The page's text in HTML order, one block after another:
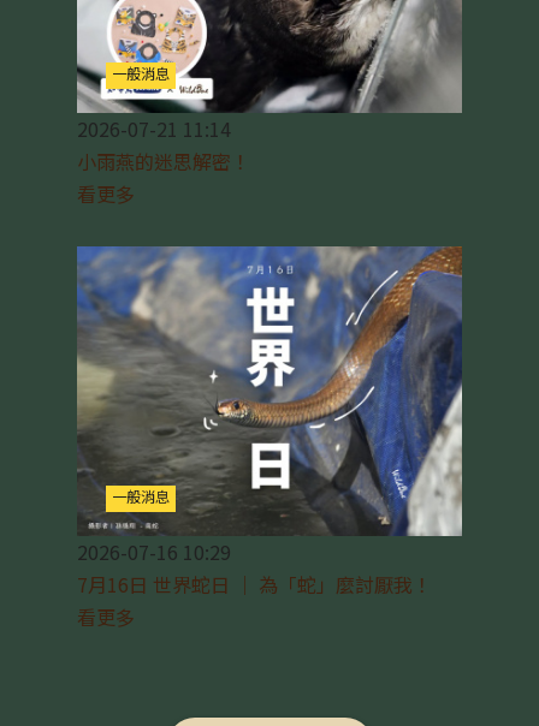
一般消息
2026-07-21 11:14
小雨燕的迷思解密！
看更多
一般消息
2026-07-16 10:29
7月16日 世界蛇日 ｜ 為「蛇」麼討厭我！
看更多